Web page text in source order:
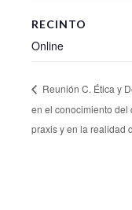
RECINTO
Online
Reunión C. Ética y
en el conocimiento del
praxis y en la realidad